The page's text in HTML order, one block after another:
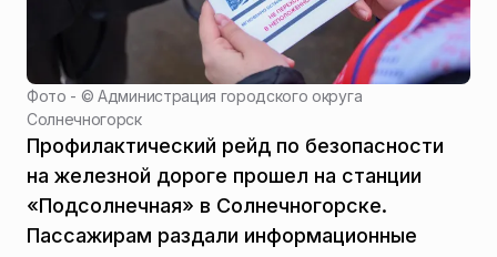
Фото - ©Администрация городского округа
Солнечногорск
Профилактический рейд по безопасности
на железной дороге прошел на станции
«Подсолнечная» в Солнечногорске.
Пассажирам раздали информационные